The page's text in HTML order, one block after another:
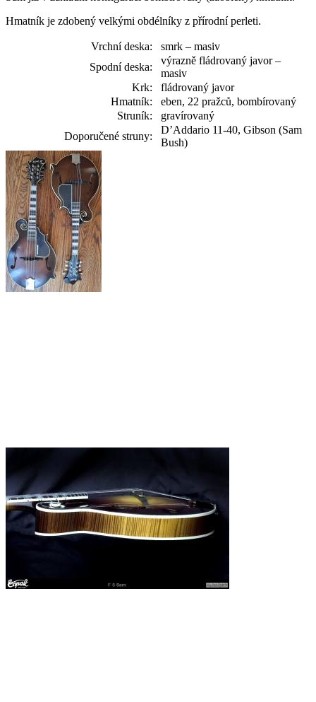
Hmatník je zdobený velkými obdélníky z přírodní perleti.
Vrchní deska:
smrk – masiv
Spodní deska:
výrazně fládrovaný javor –
masiv
Krk:
fládrovaný javor
Hmatník:
eben, 22 pražců, bombírovaný
Struník:
gravírovaný
Doporučené struny:
D’Addario 11-40, Gibson (Sam
Bush)